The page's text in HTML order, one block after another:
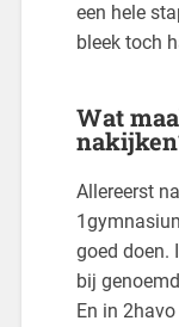
een hele
bleek toch
Wat
Allereerst
goed doen.
bij
En in